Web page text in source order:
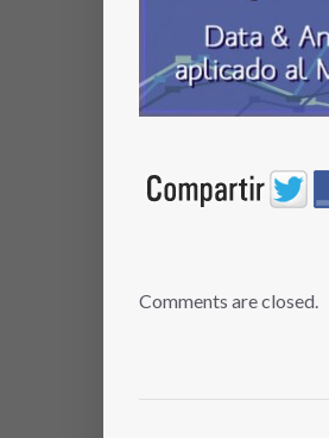
Comments are closed.